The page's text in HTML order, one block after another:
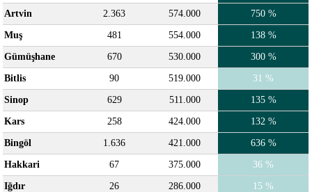
Artvin 2.363 574.000 750 %
Muş 481 554.000 138 %
Gümüşhane 670 530.000 300 %
Bitlis 90 519.000 31 %
Sinop 629 511.000 135 %
Kars 258 424.000 132 %
Bingöl 1.636 421.000 636 %
Hakkari 67 375.000 36 %
Iğdır 26 286.000 15 %